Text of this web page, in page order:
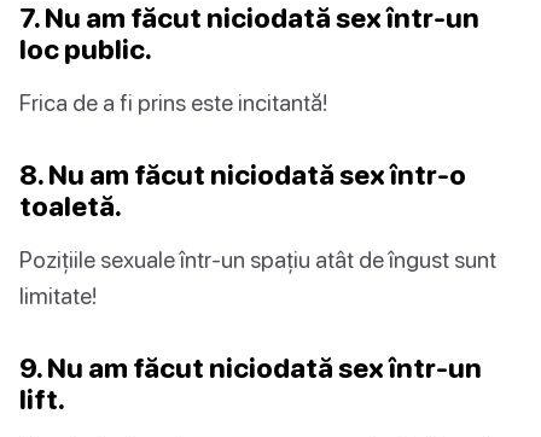
7. Nu am făcut niciodată sex într-un
loc public.
Frica de a fi prins este incitantă!
8. Nu am făcut niciodată sex într-o
toaletă.
Pozițiile sexuale într-un spațiu atât de îngust sunt
limitate!
9. Nu am făcut niciodată sex într-un
lift.